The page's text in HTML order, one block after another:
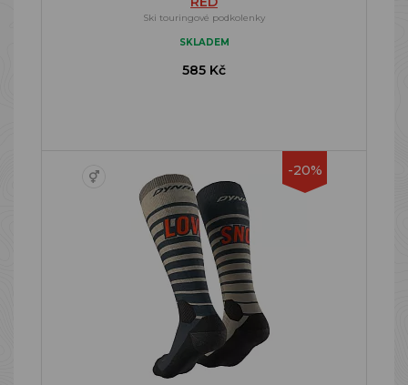
Ski touringové podkolenky
SKLADEM
585 Kč
-20%